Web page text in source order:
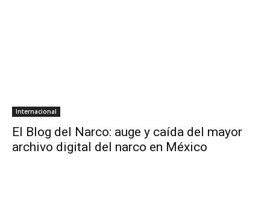
Internacional
El Blog del Narco: auge y caída del mayor
archivo digital del narco en México